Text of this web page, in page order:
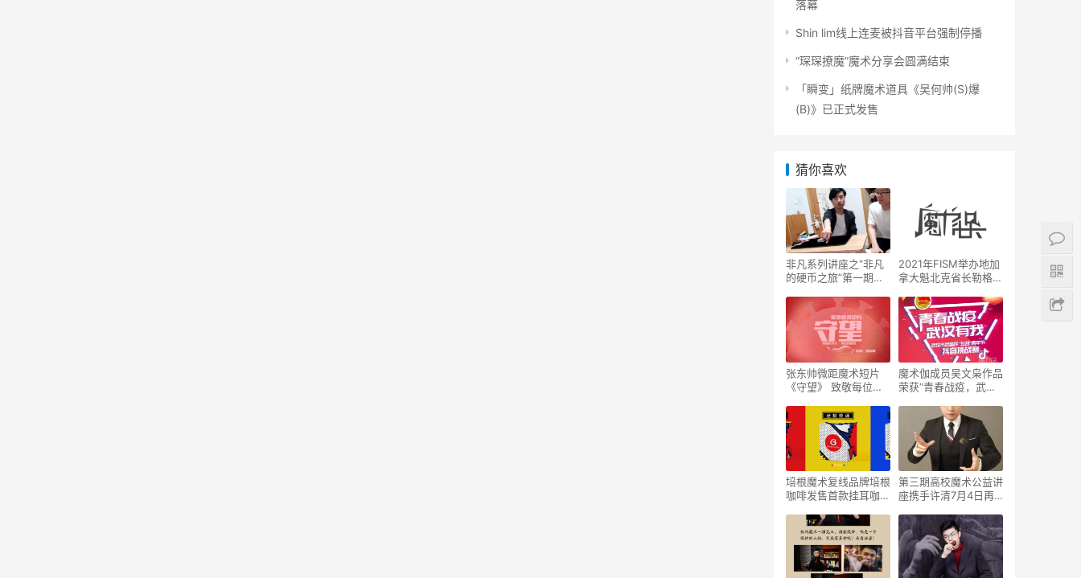
落幕
Shin lim线上连麦被抖音平台强制停播
“琛琛撩魔”魔术分享会圆满结束
「瞬变」纸牌魔术道具《吴何帅(S)爆
(B)》已正式发售
猜你喜欢
非凡系列讲座之“非凡
的硬币之旅”第一期完
2021年FISM举办地加
拿大魁北克省长勒格托
张东帅微距魔术短片
《守望》 致敬每位战
魔术伽成员吴文枭作品
荣获“青春战疫，武汉
培根魔术复线品牌培根
咖啡发售首款挂耳咖啡
第三期高校魔术公益讲
座携手许清7月4日再